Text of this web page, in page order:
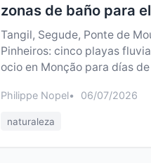
zonas de baño para
Tangil, Segude, Ponte de
Pinheiros: cinco playas
ocio en Monção para días de
Philippe Nopel 06/07/2026
naturaleza